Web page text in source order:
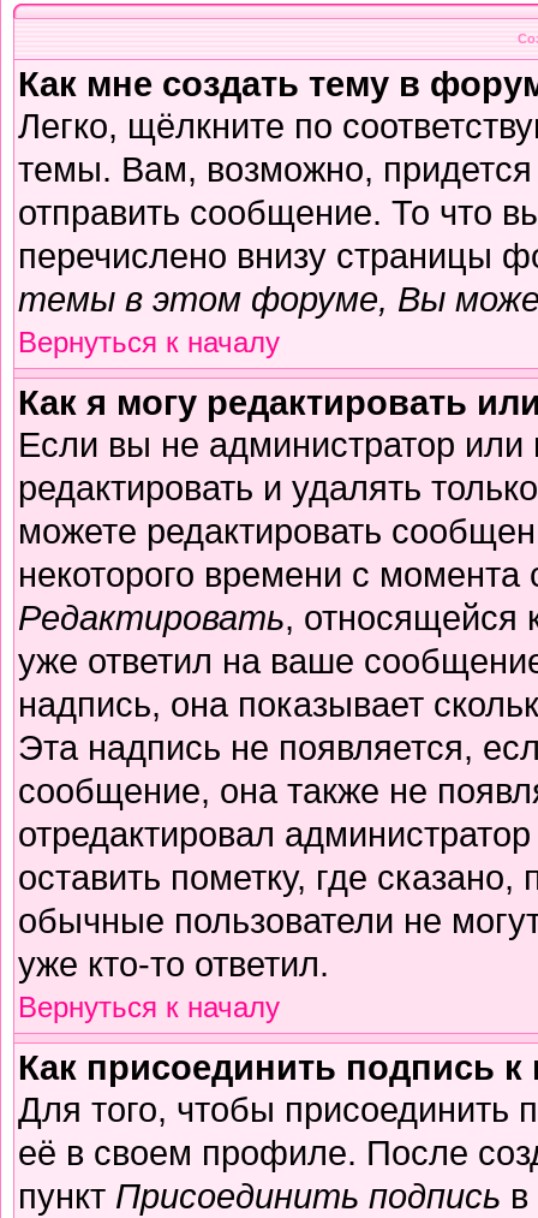
Как мне создать тему в
Легко, щёлкните по
темы. Вам, возможно, придется
отправить сообщение. То что
перечислено внизу страницы
темы в этом форуме, Вы
Вернуться к началу
Как я могу редактировать
Если вы не администратор
редактировать и удалять
можете редактировать
некоторого времени с
Редактировать, относящейся
уже ответил на ваше
надпись, она показывает
Эта надпись не появляется,
сообщение, она также не
отредактировал
оставить пометку, где
обычные пользователи не
уже кто-то ответил.
Вернуться к началу
Как присоединить подпись
Для того, чтобы присоединить
её в своем профиле. После
пункт Присоединить подпись